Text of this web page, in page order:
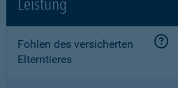
Fohlen des versicherten
Elterntieres